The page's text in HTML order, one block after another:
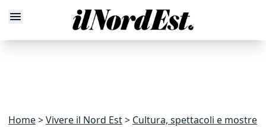
Home Vivere il Nord Est
Cultura, spettacoli e mostre